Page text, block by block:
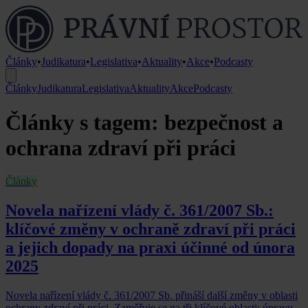
Články•Judikatura•Legislativa•Aktuality•Akce•Podcasty
ČlánkyJudikaturaLegislativaAktualityAkcePodcasty
Články s tagem: bezpečnost a
ochrana zdraví při práci
Články
Novela nařízení vlády č. 361/2007 Sb.:
klíčové změny v ochraně zdraví při práci
a jejich dopady na praxi účinné od února
2025
Novela nařízení vlády č. 361/2007 Sb. přináší další změny v oblasti